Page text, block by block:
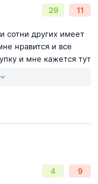
29 11
сотни других имеет
нравится и все
и мне кажется тут
4 9